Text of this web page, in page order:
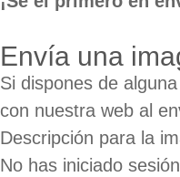
Envía una
Si dispones de
con nuestra web al
Descripción para la
No has iniciado